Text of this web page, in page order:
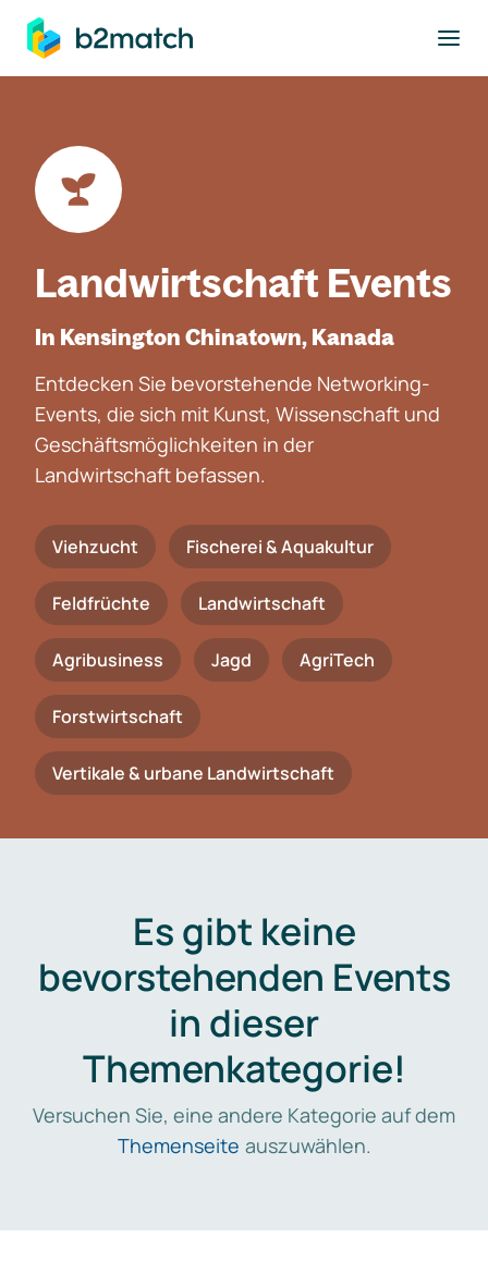
springen
Landwirtschaft Events
In Kensington Chinatown, Kanada
Entdecken Sie bevorstehende Networking-
Events, die sich mit Kunst, Wissenschaft und
Geschäftsmöglichkeiten in der
Landwirtschaft befassen.
Viehzucht Fischerei & Aquakultur
Feldfrüchte Landwirtschaft
Agribusiness Jagd AgriTech
Forstwirtschaft
Vertikale & urbane Landwirtschaft
Es gibt keine
bevorstehenden Events
in dieser
Themenkategorie!
Versuchen Sie, eine andere Kategorie auf dem
Themenseite auszuwählen.